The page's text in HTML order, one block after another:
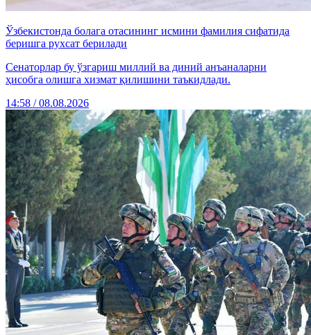
Ўзбекистонда болага отасининг исмини фамилия сифатида
беришга рухсат берилади
Сенаторлар бу ўзгариш миллий ва диний анъаналарни
ҳисобга олишга хизмат қилишини таъкидлади.
14:58 / 08.08.2026